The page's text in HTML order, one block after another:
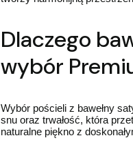
Dlaczego
wybór
Wybór pościeli z bawełny
snu oraz trwałość, która
naturalne piękno z